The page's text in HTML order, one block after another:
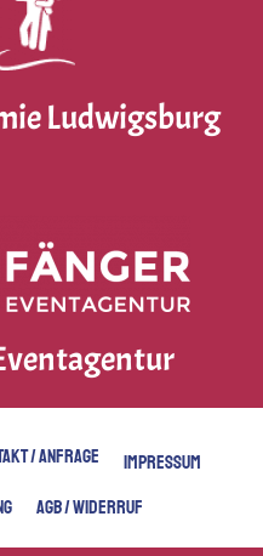
Ludwigsburg
/ ANFRAGE
IMPRESSUM
AGB / WIDERRUF